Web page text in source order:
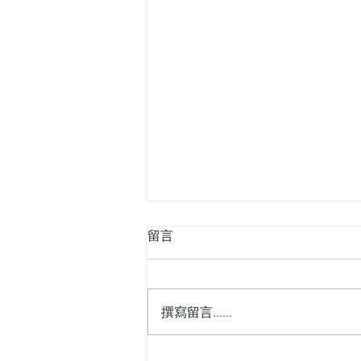
留言
撰寫留言......